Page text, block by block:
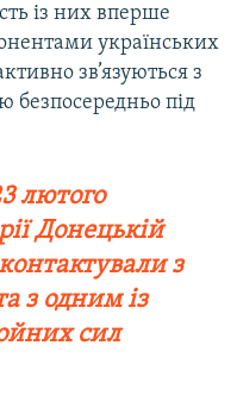
із них вперше
українських
зв’язуються з
безпосередньо під
лютого
Донецькій
з
з одним із
сил